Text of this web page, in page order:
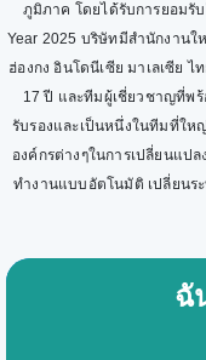
ภูมิภาค โดยได้รับการยอมรับ
Year 2025 บริษัทมีสำนักงาน
ฮ่องกง อินโดนีเซีย มาเลเซีย
17 ปี และทีมผู้เชี่ยวชาญที่พร้
รับรองและเป็นหนึ่งในทีมที่ให
องค์กรต่างๆในการเปลี่ยนแป
ทำงานแบบอัตโนมัติ เปลี่ยนร
ฉั